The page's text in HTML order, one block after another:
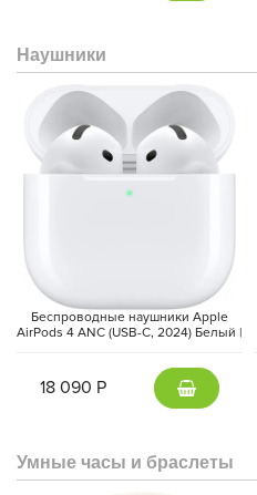
Наушники
Беспроводные наушники Apple
AirPods 4 ANC (USB-C, 2024) Белый |
18 090 Р
Умные часы и браслеты